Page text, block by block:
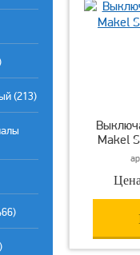
(213)
Makel